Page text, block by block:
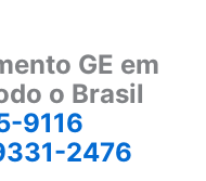
GE em
o Brasil
9116
2476